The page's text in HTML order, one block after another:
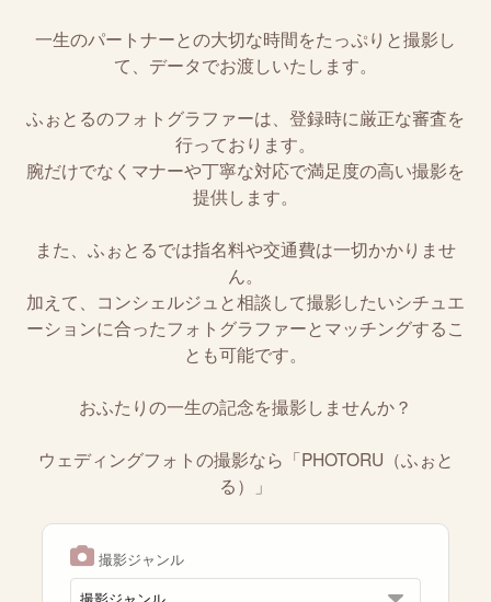
一生のパートナーとの大切な時間をたっぷりと撮影し
て、データでお渡しいたします。
ふぉとるのフォトグラファーは、登録時に厳正な審査を
行っております。
腕だけでなくマナーや丁寧な対応で満足度の高い撮影を
提供します。
また、ふぉとるでは指名料や交通費は一切かかりませ
ん。
加えて、コンシェルジュと相談して撮影したいシチュエ
ーションに合ったフォトグラファーとマッチングするこ
とも可能です。
おふたりの一生の記念を撮影しませんか？
ウェディングフォトの撮影なら「PHOTORU（ふぉと
る）」
撮影ジャンル